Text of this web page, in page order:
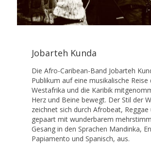
Jobarteh Kunda
Die Afro-Caribean-Band Jobarteh
Publikum auf eine musikalische Reise
Westafrika und die Karibik
Herz und Beine bewegt. Der Stil der
zeichnet sich durch Afrobeat, Reggae
gepaart mit wunderbarem
Gesang in den Sprachen Mandinka,
Papiamento und Spanisch, aus.